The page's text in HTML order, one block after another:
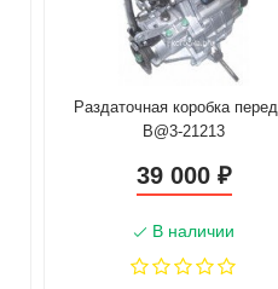
Раздаточная коробка
B@3-21213
39 000 ₽
В наличии